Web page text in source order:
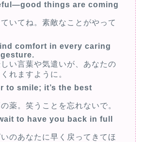
things are coming
いてね。素敵なことがやって
comfort in every caring
い言葉や気遣いが、あなたの
れますように。
to smile; it’s the best
薬。笑うことを忘れないで。
to have you back in full
のあなたに早く戻ってきてほ